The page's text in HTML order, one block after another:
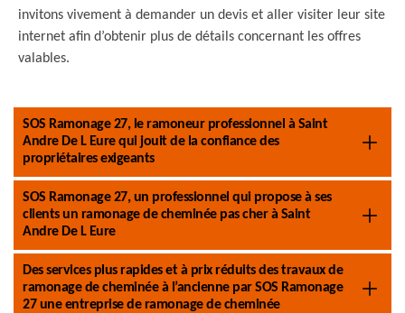
invitons vivement à demander un devis et aller visiter leur site
internet afin d’obtenir plus de détails concernant les offres
valables.
SOS Ramonage 27, le ramoneur professionnel à Saint
Andre De L Eure qui jouit de la confiance des
propriétaires exigeants
SOS Ramonage 27, un professionnel qui propose à ses
clients un ramonage de cheminée pas cher à Saint
Andre De L Eure
Des services plus rapides et à prix réduits des travaux de
ramonage de cheminée à l’ancienne par SOS Ramonage
27 une entreprise de ramonage de cheminée